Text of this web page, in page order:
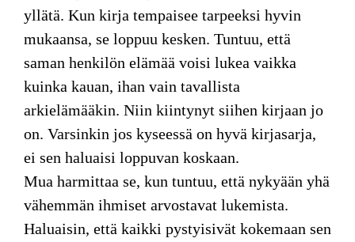
yllätä. Kun kirja tempaisee tarpeeksi hyvin
mukaansa, se loppuu kesken. Tuntuu, että
saman henkilön elämää voisi lukea vaikka
kuinka kauan, ihan vain tavallista
arkielämääkin. Niin kiintynyt siihen kirjaan jo
on. Varsinkin jos kyseessä on hyvä kirjasarja,
ei sen haluaisi loppuvan koskaan.
Mua harmittaa se, kun tuntuu, että nykyään yhä
vähemmän ihmiset arvostavat lukemista.
Haluaisin, että kaikki pystyisivät kokemaan sen